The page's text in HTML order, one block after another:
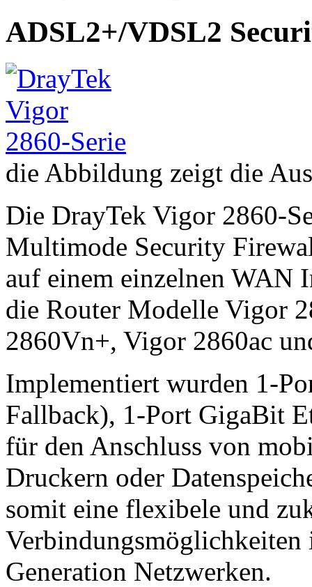
ADSL2+/VDSL2
die Abbildung zeigt die
Die DrayTek Vigor 2860-
Multimode Security
auf einem einzelnen WAN
die Router Modelle Vigor
2860Vn+, Vigor 2860ac
Implementiert wurden 1-
Fallback), 1-Port GigaBit
für den Anschluss von
Druckern oder
somit eine flexibele und
Verbindungsmöglichkeiten
Generation Netzwerken.